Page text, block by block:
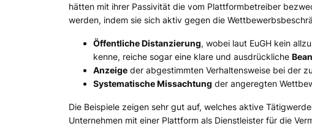
hätten mit ihrer Passivität die vom Plattformbetreiber
werden, indem sie sich aktiv gegen die
Öffentliche Distanzierung, wobei laut EuGH kein
kenne, reiche sogar eine klare und ausdrückliche
Anzeige der abgestimmten Verhaltensweise bei der
Systematische Missachtung der angeregten
Die Beispiele zeigen sehr gut auf, welches aktive
Unternehmen mit einer Plattform als Dienstleister für die